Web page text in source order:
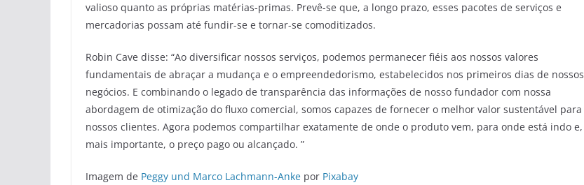
valioso quanto as próprias matérias-primas. Prevê-se que, a longo prazo, esses pacotes de serviços e
mercadorias possam até fundir-se e tornar-se comoditizados.
Robin Cave disse: “Ao diversificar nossos serviços, podemos permanecer fiéis aos nossos valores
fundamentais de abraçar a mudança e o empreendedorismo, estabelecidos nos primeiros dias de nossos
negócios. E combinando o legado de transparência das informações de nosso fundador com nossa
abordagem de otimização do fluxo comercial, somos capazes de fornecer o melhor valor sustentável para
nossos clientes. Agora podemos compartilhar exatamente de onde o produto vem, para onde está indo e,
mais importante, o preço pago ou alcançado. ”
Imagem de Peggy und Marco Lachmann-Anke por Pixabay